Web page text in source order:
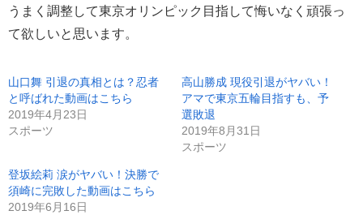
うまく調整して東京オリンピック目指して悔いなく頑張っ
て欲しいと思います。
山口舞 引退の真相とは？忍者
と呼ばれた動画はこちら
2019年4月23日
スポーツ
高山勝成 現役引退がヤバい！
アマで東京五輪目指すも、予
選敗退
2019年8月31日
スポーツ
登坂絵莉 涙がヤバい！決勝で
須崎に完敗した動画はこちら
2019年6月16日